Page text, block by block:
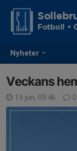
Nyheter
Fotboll •
Veckans
15 jun, 09:46